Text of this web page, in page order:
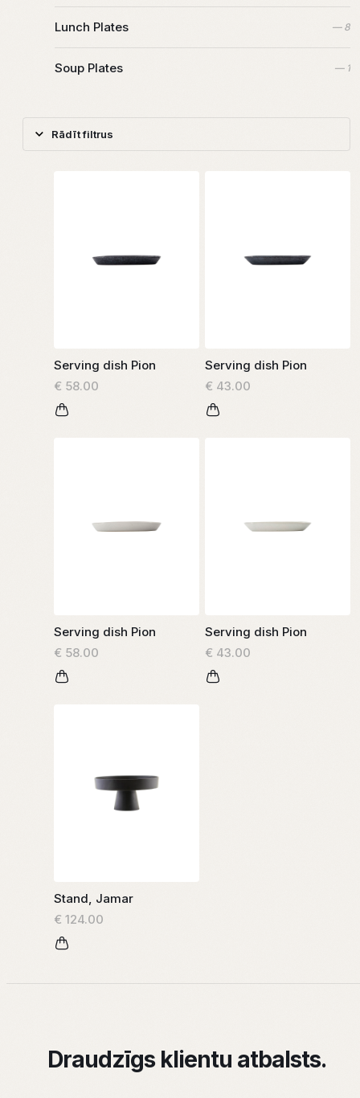
Lunch Plates — 8
Soup Plates — 1
Rādīt filtrus
Serving dish Pion
€ 58.00
Serving dish Pion
€ 43.00
Serving dish Pion
€ 58.00
Serving dish Pion
€ 43.00
Stand, Jamar
€ 124.00
Draudzīgs klientu atbalsts.